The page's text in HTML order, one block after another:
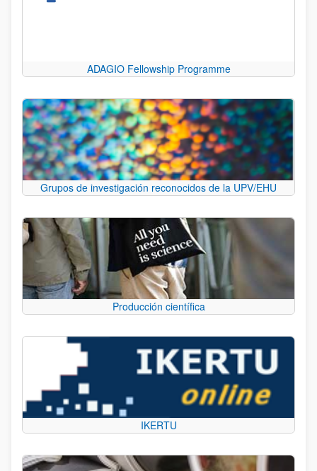
ADAGIO Fellowship Programme
Grupos de investigación reconocidos de la UPV/EHU
Producción científica
IKERTU